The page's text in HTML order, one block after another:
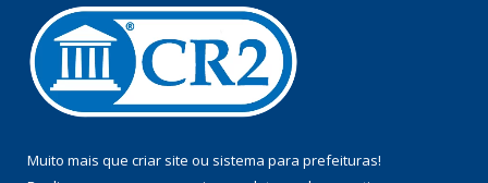
Muito mais que criar site ou sistema para prefeituras!